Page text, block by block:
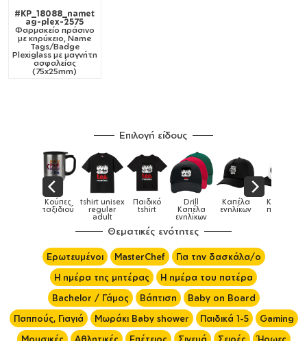
#KP_18088_namet
ag-plex-2575
Φαρμακείο πράσινο
με κηρύκειο, Name
Tags/Badge
Plexiglass με μαγνήτη
ασφαλείας
(75x25mm)
Επιλογή είδους
tshirt unisex
regular
adult
Παιδικό
tshirt
Drill
Καπέλα
Καπέλα
ενηλίκων
Καπέλα
παιδικά Κούπες
Θεματικές ενότητες
Ερωτευμένοι MasterChef
Για την δασκάλα/ο
Η ημέρα της μητέρας
Η ημέρα του πατέρα
Bachelor / Γάμος
Βάπτιση
Baby on Board
Παππούς, Γιαγιά
Μωράκι Baby shower Παιδικά 1-5
Gaming
Μουσικές
Αθλητικές Επέτειος Σινεμά Σειρές
Ήρωες